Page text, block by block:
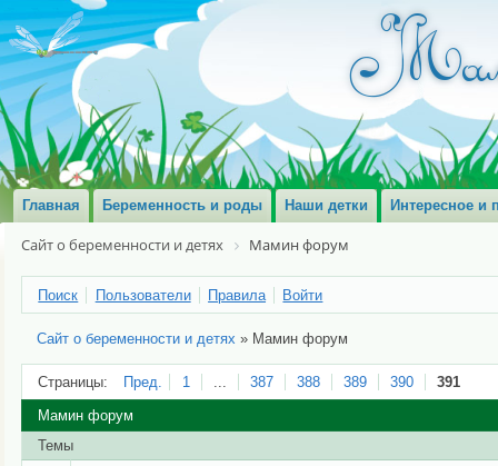
Главная Беременность и роды Наши детки Интересное и
Сайт о беременности и детях Мамин форум
Поиск Пользователи Правила Войти
Сайт о беременности и детях » Мамин форум
Страницы: Пред. 1 387 388 389 390 391
Мамин форум
Темы